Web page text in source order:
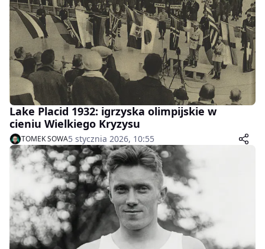
Lake Placid 1932: igrzyska olimpijskie w
cieniu Wielkiego Kryzysu
TOMEK SOWA5 stycznia 2026, 10:55